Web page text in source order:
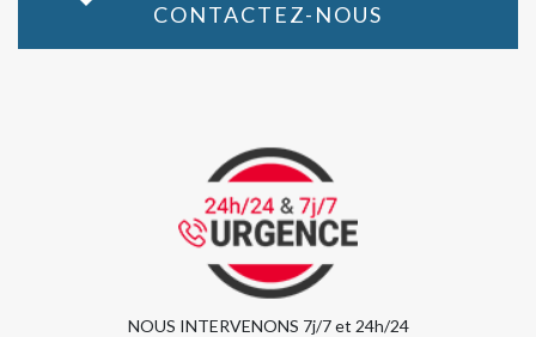
CONTACTEZ-NOUS
NOUS INTERVENONS 7j/7 et 24h/24